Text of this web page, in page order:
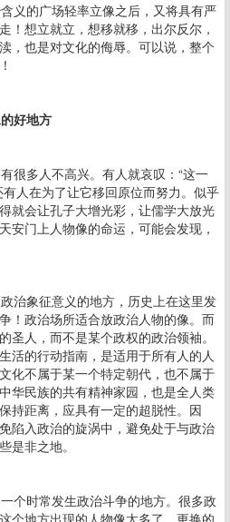
义的广场轻率立像之后，又将具有严
！想立就立，想移就移，出尔反尔，
，也是对文化的侮辱。可以说，整个
好地方
很多人不高兴。有人就哀叹：“这一
人在为了让它移回原位而努力。似乎
就会让孔子大增光彩，让儒学大放光
安门上人物像的命运，可能会发现，
治象征意义的地方，历史上在这里发
！政治场所适合放政治人物的像。而
圣人，而不是某个政权的政治领袖。
活的行动指南，是适用于所有人的人
化不属于某一个特定朝代，也不属于
华民族的共有精神家园，也是全人类
持距离，应具有一定的超脱性。因
陷入政治的旋涡中，避免处于与政治
是非之地。
个时常发生政治斗争的地方。很多政
个地方出现的人物像太多了，更换的